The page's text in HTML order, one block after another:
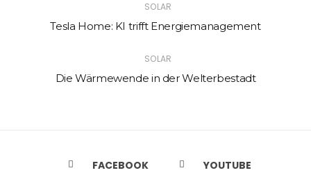
SOLAR
Tesla Home: KI trifft Energiemanagement
SOLAR
Die Wärmewende in der Welterbestadt
FACEBOOK YOUTUBE